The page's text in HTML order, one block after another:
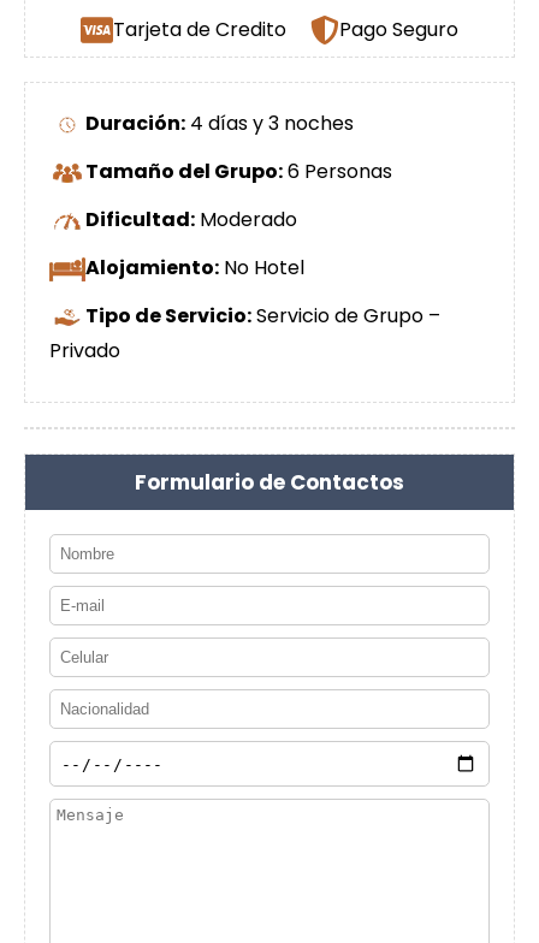
Tarjeta de Credito Pago Seguro
Duración: 4 días y 3 noches
Tamaño del Grupo:6 Personas
Dificultad: Moderado
Alojamiento: No Hotel
Tipo de Servicio:Servicio de Grupo –
Privado
Formulario de Contactos